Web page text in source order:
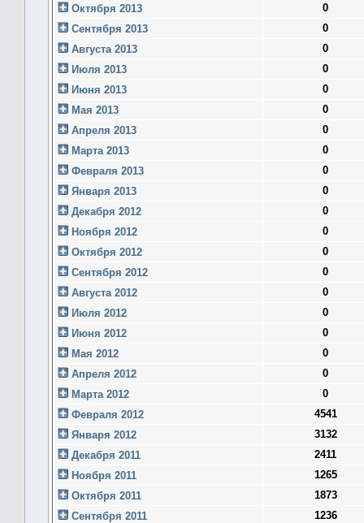
Октября 2013
0
Сентября 2013
0
Августа 2013
0
Июля 2013
0
Июня 2013
0
Мая 2013
0
Апреля 2013
0
Марта 2013
0
Февраля 2013
0
Января 2013
0
Декабря 2012
0
Ноября 2012
0
Октября 2012
0
Сентября 2012
0
Августа 2012
0
Июля 2012
0
Июня 2012
0
Мая 2012
0
Апреля 2012
0
Марта 2012
0
Февраля 2012
4541
Января 2012
3132
Декабря 2011
2411
Ноября 2011
1265
Октября 2011
1873
Сентября 2011
1236